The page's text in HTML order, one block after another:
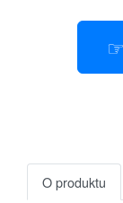
O produktu